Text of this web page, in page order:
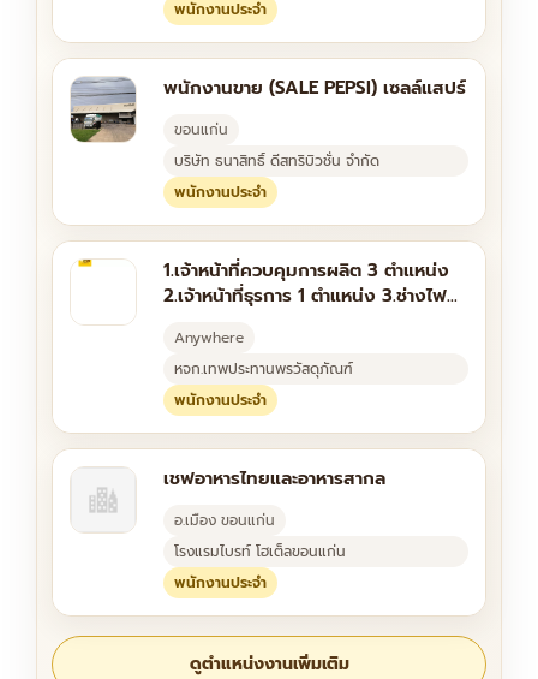
พนักงานประจำ
พนักงานขาย (SALE PEPSI) เซลล์แสปร์
ขอนแก่น
บริษัท ธนาสิทธิ์ ดีสทริบิวชั่น จำกัด
พนักงานประจำ
1.เจ้าหน้าที่ควบคุมการผลิต 3 ตำแหน่ง
2.เจ้าหน้าที่ธุรการ 1 ตำแหน่ง 3.ช่างไฟฟ้า
5.พนักงานขับรถ 5 ตำแหน่ง
Anywhere
หจก.เทพประทานพรวัสดุภัณฑ์
พนักงานประจำ
เชฟอาหารไทยและอาหารสากล
อ.เมือง ขอนแก่น
โรงแรมไบรท์ โฮเต็ลขอนแก่น
พนักงานประจำ
ดูตำแหน่งงานเพิ่มเติม